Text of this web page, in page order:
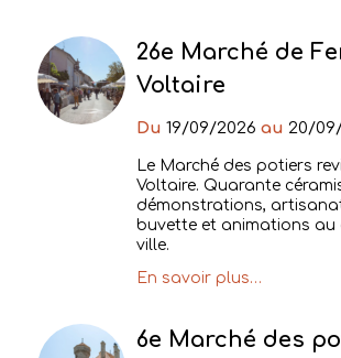
26e Marché de
Voltaire
Du 19/09/2026 au 20/
Le Marché des potiers
Voltaire. Quarante
démonstrations,
buvette et animations
ville.
En savoir plus…
6e Marché des